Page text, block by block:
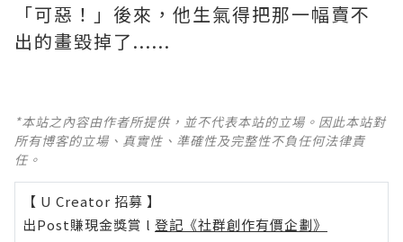
「可惡！」後來，他生氣得把那一幅賣不
出的畫毀掉了......
*本站之內容由作者所提供，並不代表本站的立場。因此本站對
所有博客的立場、真實性、準確性及完整性不負任何法律責
任。
【 U Creator 招募 】
出Post賺現金獎賞 l 登記《社群創作有價企劃》